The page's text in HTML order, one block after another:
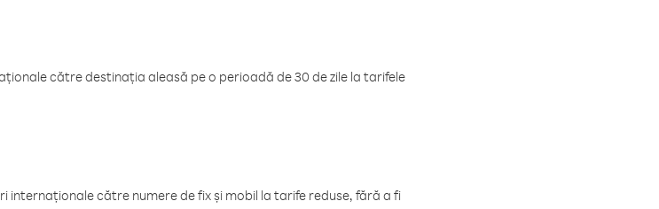
către destinația aleasă pe o perioadă de 30 de zile la tarifele
către numere de fix și mobil la tarife reduse, fără a fi